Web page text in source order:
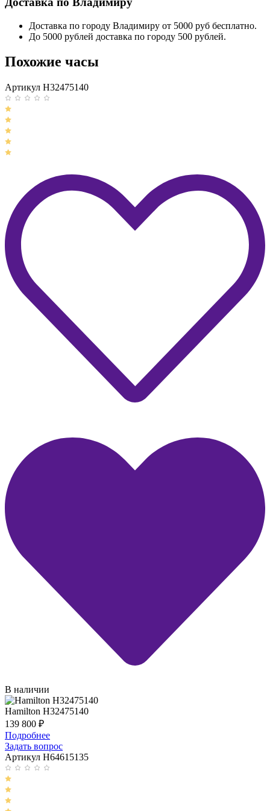
Доставка по городу Владимиру от 5000 руб бесплатно.
До 5000 рублей доставка по городу 500 рублей.
Похожие часы
Артикул H32475140
В наличии
Hamilton H32475140
139 800 ₽
Подробнее
Задать вопрос
Артикул H64615135